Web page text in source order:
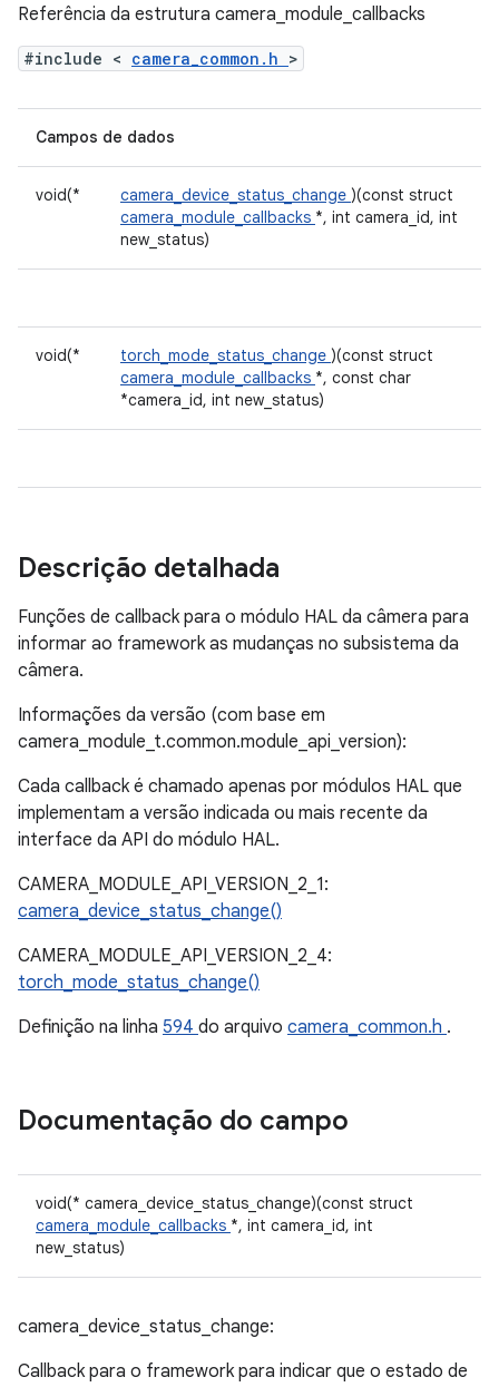
Referência da estrutura camera_module_callbacks
#include < camera_common.h >
Campos de dados
void(* camera_device_status_change )(const struct
camera_module_callbacks *, int camera_id, int
new_status)
void(* torch_mode_status_change )(const struct
camera_module_callbacks *, const char
*camera_id, int new_status)
Descrição detalhada
Funções de callback para o módulo HAL da câmera para
informar ao framework as mudanças no subsistema da
câmera.
Informações da versão (com base em
camera_module_t.common.module_api_version):
Cada callback é chamado apenas por módulos HAL que
implementam a versão indicada ou mais recente da
interface da API do módulo HAL.
CAMERA_MODULE_API_VERSION_2_1:
camera_device_status_change()
CAMERA_MODULE_API_VERSION_2_4:
torch_mode_status_change()
Definição na linha 594 do arquivo camera_common.h .
Documentação do campo
void(* camera_device_status_change)(const struct
camera_module_callbacks *, int camera_id, int
new_status)
camera_device_status_change:
Callback para o framework para indicar que o estado de